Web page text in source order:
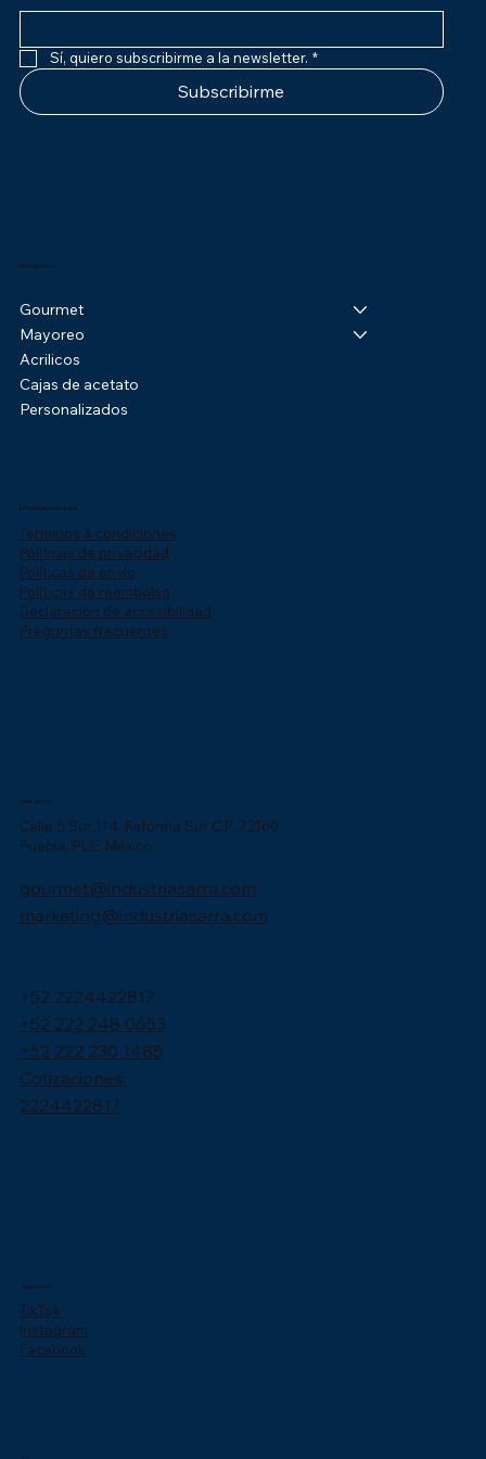
Sí, quiero subscribirme a la newsletter. *
Subscribirme
Productos
Gourmet
Mayoreo
Acrilicos
Cajas de acetato
Personalizados
Información Legal
Términos & condiciones
Póliticas de privacidad
Políticas de envío
Políticas de reembolso
Declaración de accesibilidad
Preguntas frecuentes
Ubicación
Calle 6 Sur 114, Reforma Sur C.P. 72160
Puebla, PUE. México
gourmet@industriasarra.com
marketing@industriasarra.com
+52 2224422817
+52 222 248 0653
+52 222 230 1485
Cotizaciones:
2224422817
Síguenos
TikTok
Instagram
Facebook